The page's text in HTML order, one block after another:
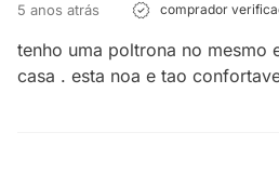
5 anos atrás comprador
tenho uma poltrona no mesmo
casa . esta noa e tao